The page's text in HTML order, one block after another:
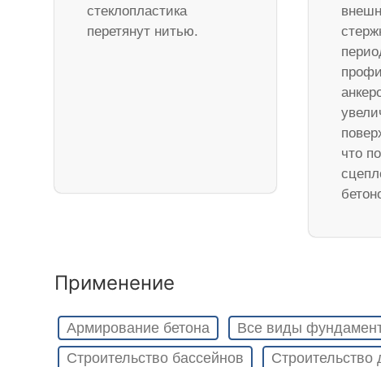
стеклопластика
перетянут нитью.
что
Применение
Армирование бетона Все виды
Строительство бассейнов
Строительство